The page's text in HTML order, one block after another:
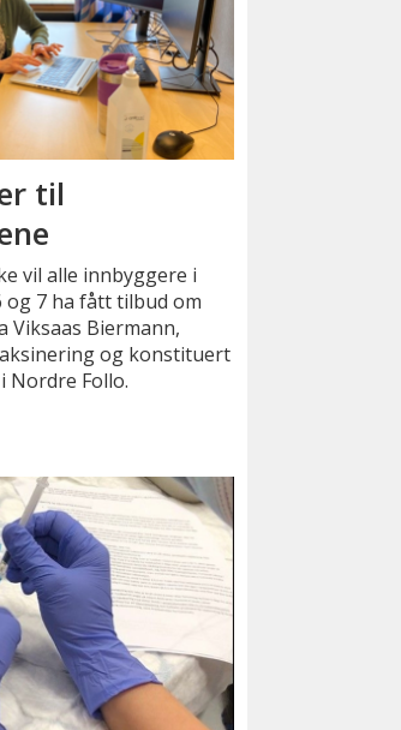
til
vil alle innbyggere i
7 ha fått tilbud om
Viksaas Biermann,
og konstituert
Nordre Follo.